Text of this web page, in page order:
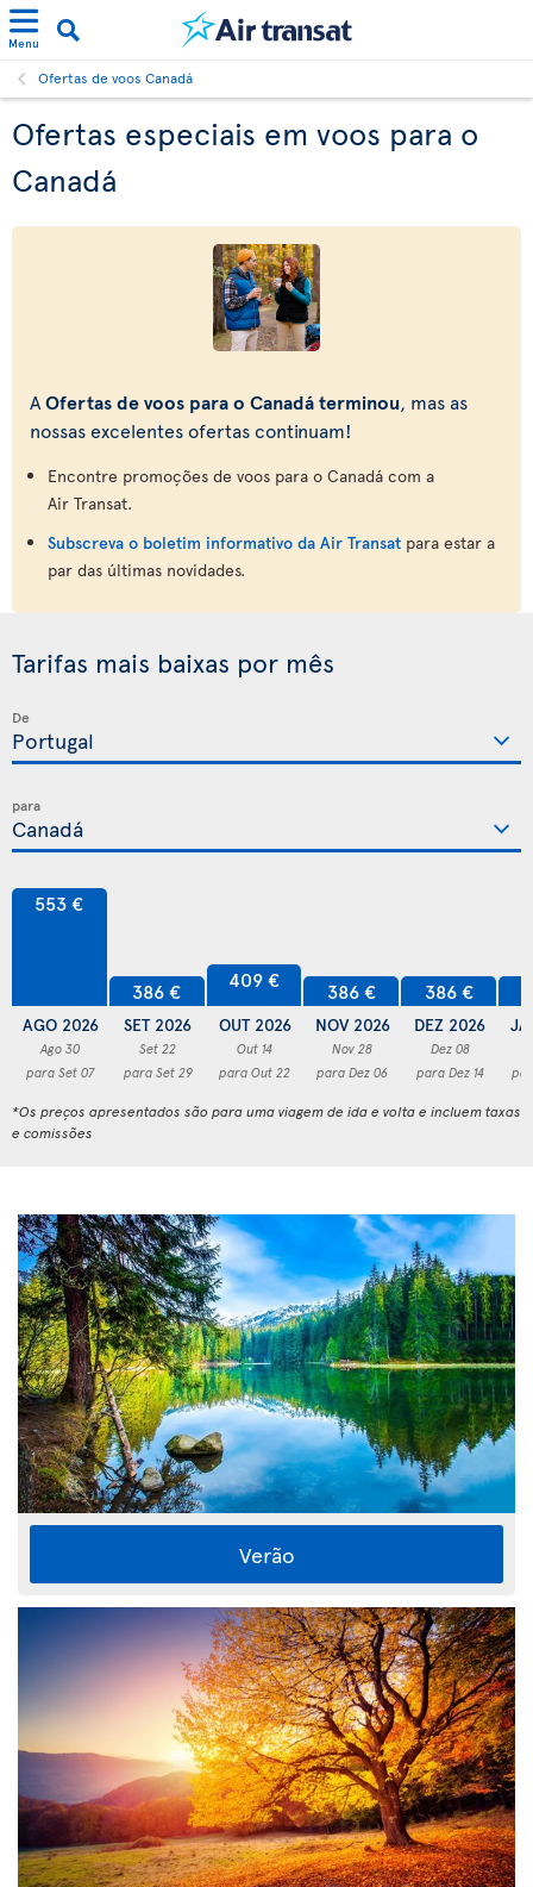
Menu
Ofertas de voos Canadá
Ofertas especiais em voos para o
Canadá
AOfertas de voos para o Canadá terminou, mas as
nossas excelentes ofertas continuam!
Encontre promoções de voos para o Canadá com a
Air Transat.
Subscreva o boletim informativo da Air Transat para estar a
par das últimas novidades.
Tarifas mais baixas por mês
De
para
553 €
AGO 2026
Ago 30
para Set 07
386 €
SET 2026
Set 22
para Set 29
409 €
OUT 2026
Out 14
para Out 22
386 €
NOV 2026
Nov 28
para Dez 06
386 €
DEZ 2026
Dez 08
para Dez 14
*Os preços apresentados são para uma viagem de ida e volta e incluem taxas
e comissões
Verão